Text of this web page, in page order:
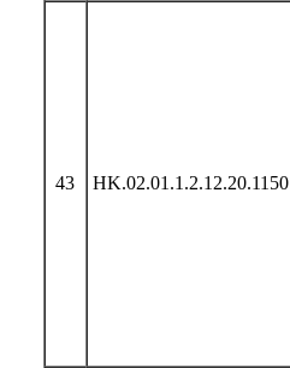
43 HK.02.01.1.2.12.20.1150